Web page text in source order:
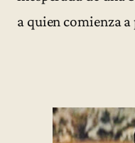
a quien comienza